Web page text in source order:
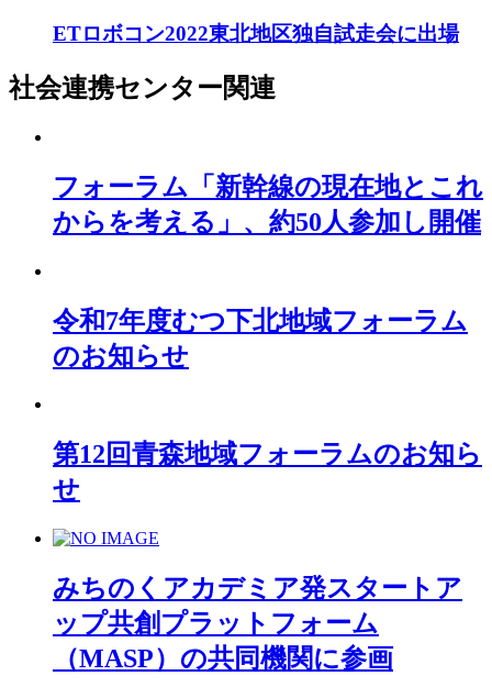
ETロボコン2022東北地区独自試走会に出場
社会連携センター関連
フォーラム「新幹線の現在地とこれ
からを考える」、約50人参加し開催
令和7年度むつ下北地域フォーラム
のお知らせ
第12回青森地域フォーラムのお知ら
せ
みちのくアカデミア発スタートア
ップ共創プラットフォーム
（MASP）の共同機関に参画